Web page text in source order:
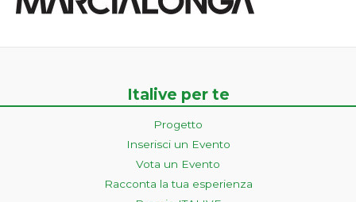
Italive per te
Progetto
Inserisci un Evento
Vota un Evento
Racconta la tua esperienza